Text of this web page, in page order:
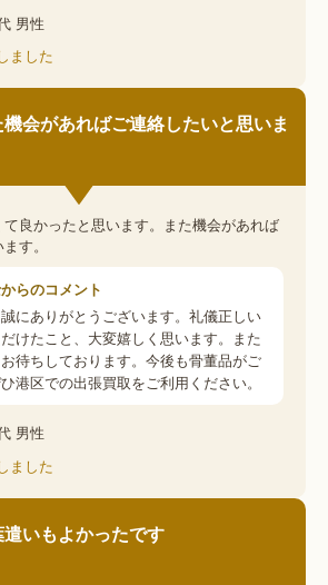
男性
ました
機会があればご連絡したいと思いま
良かったと思います。また機会があれば
す。
らのコメント
にありがとうございます。礼儀正しい
けたこと、大変嬉しく思います。また
待ちしております。今後も骨董品がご
港区での出張買取をご利用ください。
男性
ました
いもよかったです